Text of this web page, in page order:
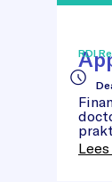
PhD
RDI